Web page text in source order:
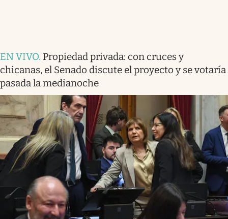
EN VIVO. Propiedad privada: con cruces y
chicanas, el Senado discute el proyecto y se votaría
pasada la medianoche